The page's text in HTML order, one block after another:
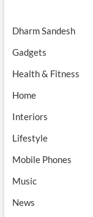
Dharm Sandesh
Gadgets
Health & Fitness
Home
Interiors
Lifestyle
Mobile Phones
Music
News